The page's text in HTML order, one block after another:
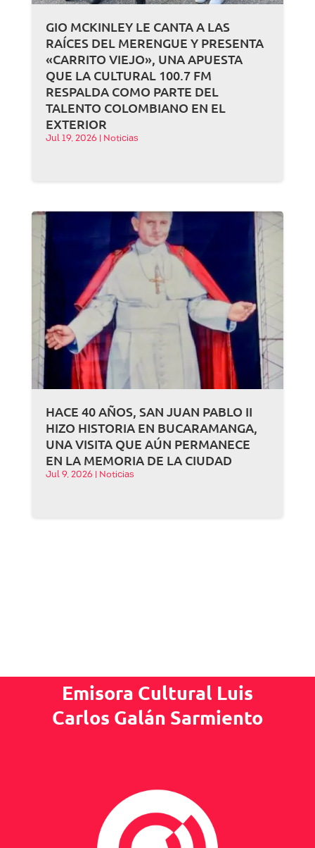
GIO MCKINLEY LE CANTA A LAS
RAÍCES DEL MERENGUE Y PRESENTA
«CARRITO VIEJO», UNA APUESTA
QUE LA CULTURAL 100.7 FM
RESPALDA COMO PARTE DEL
TALENTO COLOMBIANO EN EL
EXTERIOR
Jul 19, 2026 Noticias
HACE 40 AÑOS, SAN JUAN PABLO II
HIZO HISTORIA EN BUCARAMANGA,
UNA VISITA QUE AÚN PERMANECE
EN LA MEMORIA DE LA CIUDAD
Jul 9, 2026 Noticias
Emisora Cultural Luis
Carlos Galán Sarmiento